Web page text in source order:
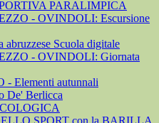
PARALIMPICA
- OVINDOLI: Escursione
abruzzese Scuola digitale
- OVINDOLI: Giornata
- Elementi autunnali
De' Berlicca